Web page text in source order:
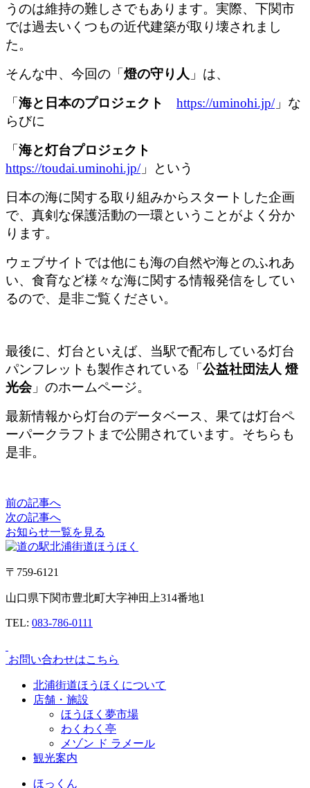
うのは維持の難しさでもあります。実際、下関市
では過去いくつもの近代建築が取り壊されまし
た。
そんな中、今回の「燈の守り人 」は、
「海と日本のプロジェクト https://uminohi.jp/」な
らびに
「海と灯台プロジェクト
https://toudai.uminohi.jp/」という
日本の海に関する取り組みからスタートした企画
で、真剣な保護活動の一環ということがよく分か
ります。
ウェブサイトでは他にも海の自然や海とのふれあ
い、食育など様々な海に関する情報発信をしてい
るので、是非ご覧ください。
最後に、灯台といえば、当駅で配布している灯台
パンフレットも製作されている「公益社団法人 燈
光会」のホームページ。
最新情報から灯台のデータベース、果ては灯台ペ
ーパークラフトまで公開されています。そちらも
是非。
前の記事へ
次の記事へ
お知らせ一覧を見る
〒759-6121
山口県下関市豊北町大字神田上314番地1
TEL: 083-786-0111
お問い合わせはこちら
北浦街道ほうほくについて
店舗・施設
ほうほく夢市場
わくわく亭
メゾン ド ラメール
観光案内
ほっくん